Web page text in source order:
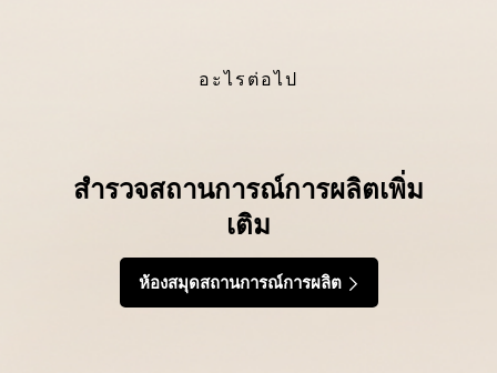
อะไรต่อไป
สำรวจสถานการณ์การผลิตเพิ่ม
เติม
ห้องสมุดสถานการณ์การผลิต